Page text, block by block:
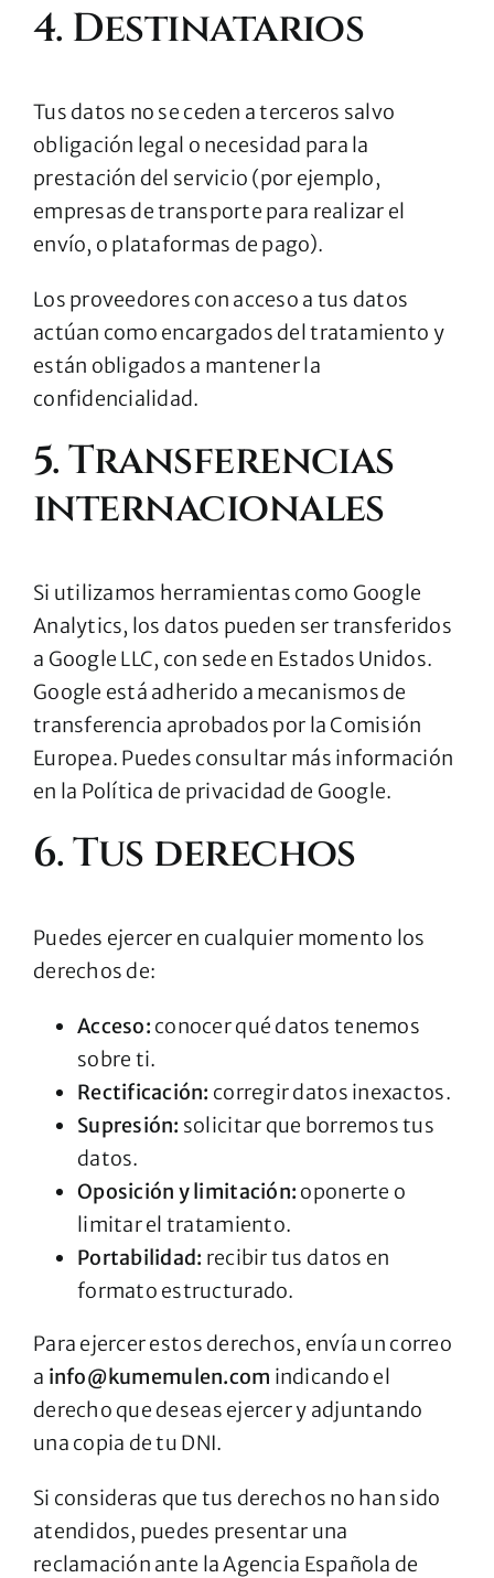
4. Destinatarios
Tus datos no se ceden a terceros salvo
obligación legal o necesidad para la
prestación del servicio (por ejemplo,
empresas de transporte para realizar el
envío, o plataformas de pago).
Los proveedores con acceso a tus datos
actúan como encargados del tratamiento y
están obligados a mantener la
confidencialidad.
5. Transferencias
internacionales
Si utilizamos herramientas como Google
Analytics, los datos pueden ser transferidos
a Google LLC, con sede en Estados Unidos.
Google está adherido a mecanismos de
transferencia aprobados por la Comisión
Europea. Puedes consultar más información
en la Política de privacidad de Google.
6. Tus derechos
Puedes ejercer en cualquier momento los
derechos de:
Acceso: conocer qué datos tenemos
sobre ti.
Rectificación: corregir datos inexactos.
Supresión: solicitar que borremos tus
datos.
Oposición y limitación: oponerte o
limitar el tratamiento.
Portabilidad: recibir tus datos en
formato estructurado.
Para ejercer estos derechos, envía un correo
a info@kumemulen.com indicando el
derecho que deseas ejercer y adjuntando
una copia de tu DNI.
Si consideras que tus derechos no han sido
atendidos, puedes presentar una
reclamación ante la Agencia Española de